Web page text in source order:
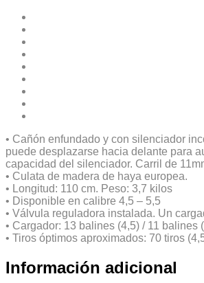
• Cañón enfundado y con silenciador
puede desplazarse hacia delante para
capacidad del silenciador. Carril de
• Culata de madera de haya europea.
• Longitud: 110 cm. Peso: 3,7 kilos
• Disponible en calibre 4,5 – 5,5
• Válvula reguladora instalada. Un
• Cargador: 13 balines (4,5) / 11 balines
• Tiros óptimos aproximados: 70 tiros
Información adicional